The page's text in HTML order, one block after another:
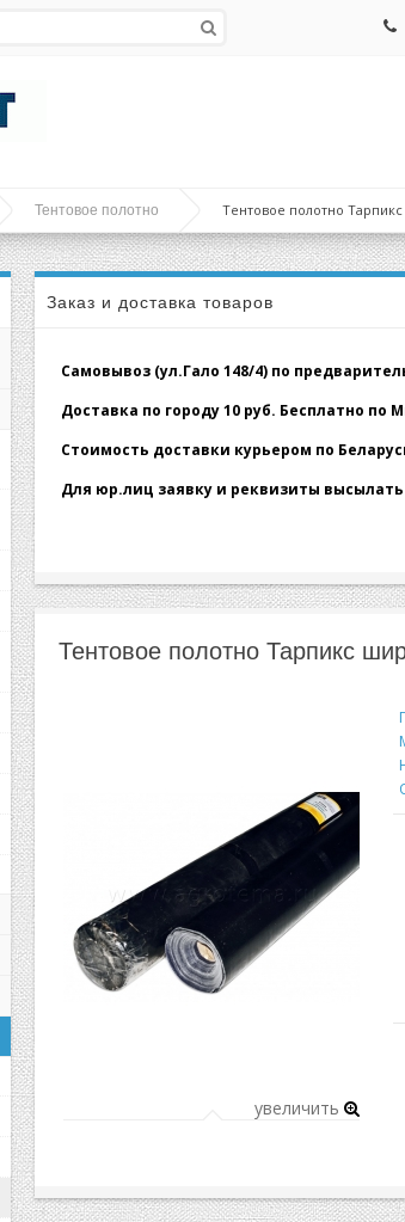
Тентовое полотно Тентовое полотно
Заказ и доставка товаров
Самовывоз (ул.Гало 148/4) по
Доставка по городу 10 руб. Бесплатно по
Стоимость доставки курьером по
Для юр.лиц заявку и реквизиты высылать
Тентовое полотно Тарпикс
увеличить